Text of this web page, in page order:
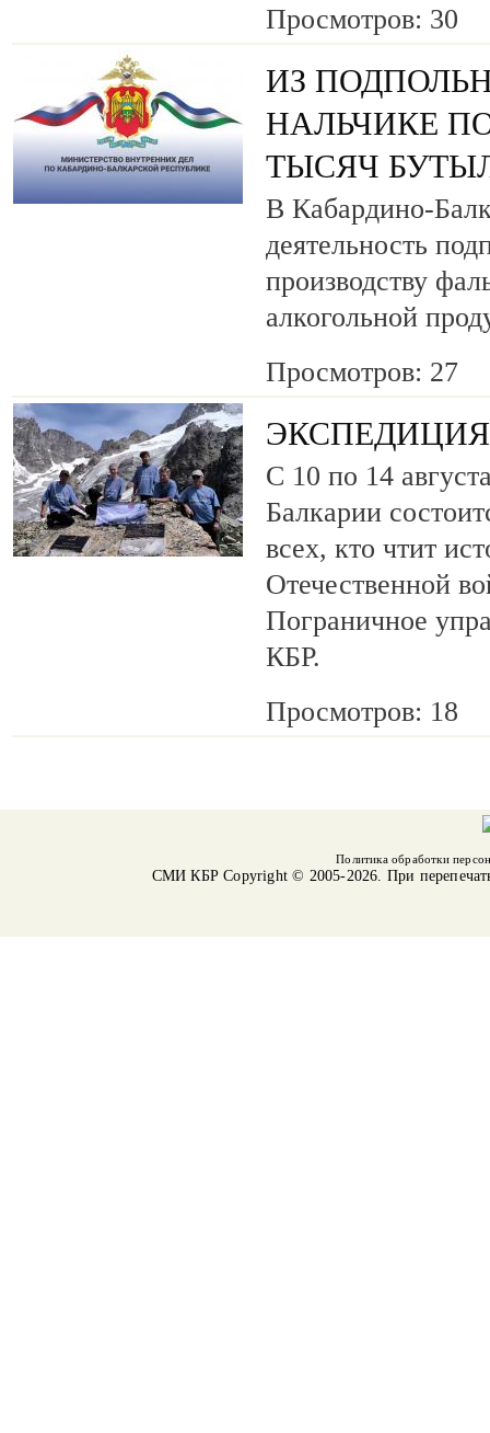
Просмотров: 30
ИЗ
НАЛЬЧИКЕ
ТЫСЯЧ
В Кабардино-
деятельность
производству
алкогольной
Просмотров: 27
С 10 по 14
Балкарии
всех, кто чтит
Отечественной
Пограничное
КБР.
Просмотров: 18
Политика обработки
СМИ КБРCopyright © 2005-2026. При